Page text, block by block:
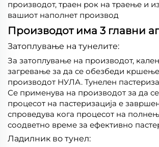
производот, траен рок на траење и
вашиот наполнет производ
Производот има 3 главни
Затоплување на тунелите:
За затоплување на производот,
загревање за да се обезбеди
производот НУЛА. Тунелен
Се применува на производот за да
процесот на пастеризација е
спроведува кога процесот на
соодветно време за ефективно
Ладилник во тунел: